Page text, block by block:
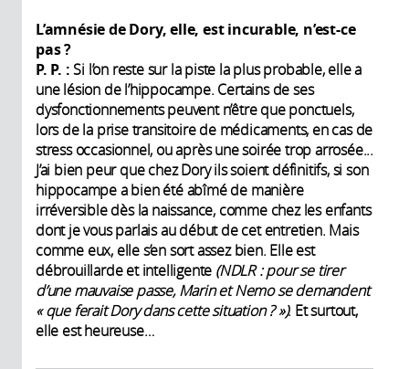
L’amnésie de Dory, elle, est incurable, n’est-ce
pas?
P. P. : Si l’on reste sur la piste la plus probable, elle a
une lésion de l’hippocampe. Certains de ses
dysfonctionnements peuvent n’être que ponctuels,
lors de la prise transitoire de médicaments, en cas de
stress occasionnel, ou après une soirée trop arrosée...
J’ai bien peur que chez Dory ils soient définitifs, si son
hippocampe a bien été abîmé de manière
irréversible dès la naissance, comme chez les enfants
dont je vous parlais au début de cet entretien. Mais
comme eux, elle s’en sort assez bien. Elle est
débrouillarde et intelligente (NDLR : pour se tirer
d’une mauvaise passe, Marin et Nemo se demandent
« que ferait Dory dans cette situation ? »). Et surtout,
elle est heureuse…